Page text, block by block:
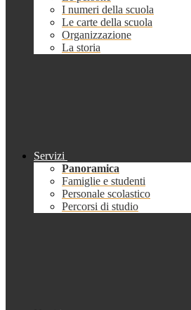
I numeri della scuola
Le carte della scuola
Organizzazione
La storia
Servizi
Panoramica
Famiglie e studenti
Personale scolastico
Percorsi di studio